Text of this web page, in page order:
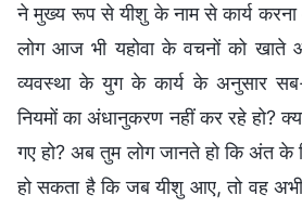
ने मुख्य रूप से यीशु के नाम से कार्य
लोग आज भी यहोवा के वचनों को खाते
व्यवस्था के युग के कार्य के अनुसार
नियमों का अंधानुकरण नहीं कर रहे हो?
गए हो? अब तुम लोग जानते हो कि अंत
हो सकता है कि जब यीशु आए, तो वह अभी